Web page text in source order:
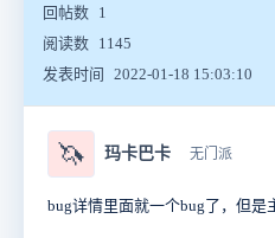
回帖数 1
阅读数 1145
发表时间
2022-01-18 15:03:10
🦄 玛卡巴卡 无门派
bug详情里面就一个bug了，但是